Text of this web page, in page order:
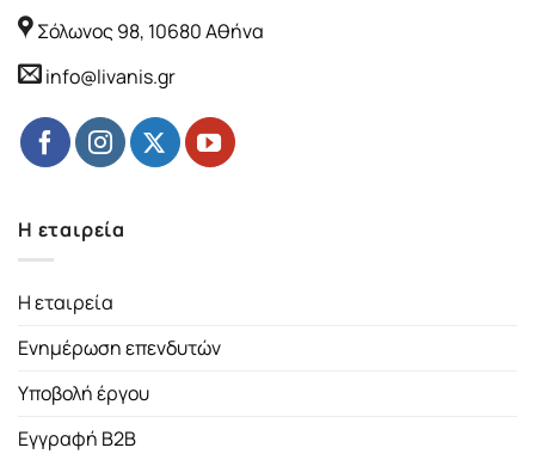
Σόλωνος 98, 10680 Αθήνα
info@livanis.gr
Η εταιρεία
Η εταιρεία
Ενημέρωση επενδυτών
Υποβολή έργου
Εγγραφή B2B